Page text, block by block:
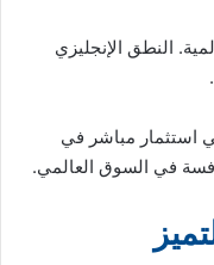
النطق الإنجليزي
استثمار مباشر في
في السوق العالمي.